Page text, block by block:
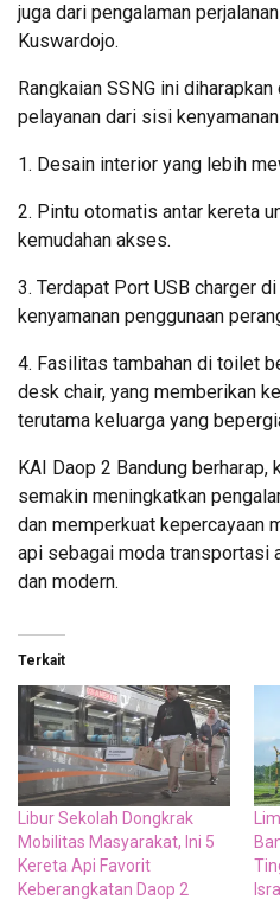
juga dari pengalaman
Kuswardojo.
Rangkaian SSNG ini
pelayanan dari sisi
1. Desain interior yang lebih
2. Pintu otomatis antar kereta
kemudahan akses.
3. Terdapat Port USB charger
kenyamanan penggunaan
4. Fasilitas tambahan di toilet
desk chair, yang memberikan
terutama keluarga yang
KAI Daop 2 Bandung berharap,
semakin meningkatkan
dan memperkuat kepercayaan
api sebagai moda transportasi
dan modern.
Terkait
Libur Sekolah Dongkrak
Mobilitas Masyarakat, Ini 5
Kereta Api Favorit
Keberangkatan Daop 2